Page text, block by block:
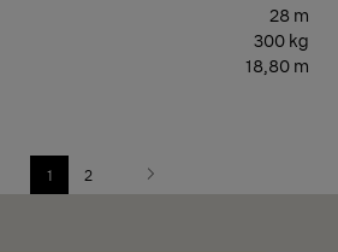
28 m
300 kg
18,80 m
1 2 Next